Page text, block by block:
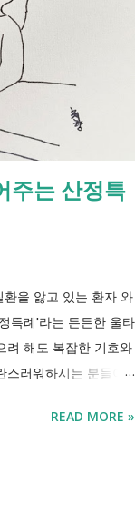
리 지원 상담, 훈련,
원 참여 참여 여부
도 는 취업을 준비하
를 제공하면서 자립을
라기보다 생계급여를
니다. [조건부과 생
생계급여 받는 법? 조
? 국민취업지원제도 A
있습니다. 생활이
니다. 고용센터를 통
따라 구직촉진수당을
가 취업이라는 ...
주는 산정특
을 앓고 있는 환자 와
특례'라는 든든한 울타
려 해도 복잡한 기호와
러워하시는 분들이
지 국가가 대신 부담해
READ MORE »